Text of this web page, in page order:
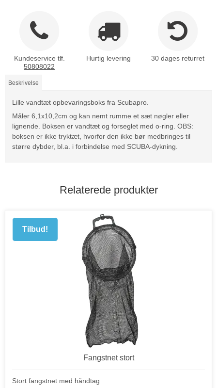
Kundeservice tlf.
50808022
Hurtig levering 30 dages returret
Beskrivelse
Lille vandtæt opbevaringsboks fra Scubapro.
Måler 6,1x10,2cm og kan nemt rumme et sæt nøgler eller
lignende. Boksen er vandtæt og forseglet med o-ring. OBS:
boksen er ikke tryktæt, hvorfor den ikke bør medbringes til
større dybder, bl.a. i forbindelse med SCUBA-dykning.
Relaterede produkter
Tilbud!
Fangstnet stort
Stort fangstnet med håndtag